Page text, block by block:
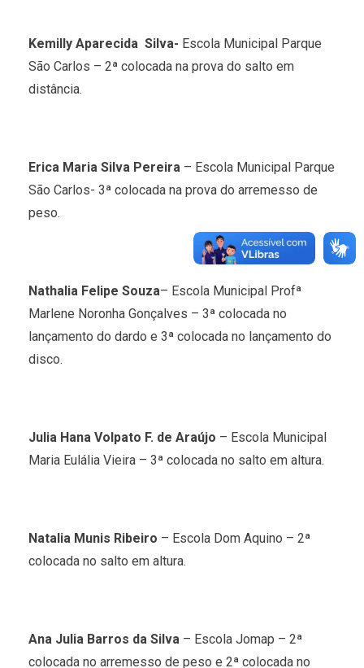
Kemilly Aparecida Silva- Escola Municipal Parque
São Carlos – 2ª colocada na prova do salto em
distância.
Erica Maria Silva Pereira – Escola Municipal Parque
São Carlos- 3ª colocada na prova do arremesso de
peso.
Nathalia Felipe Souza– Escola Municipal Profª
Marlene Noronha Gonçalves – 3ª colocada no
lançamento do dardo e 3ª colocada no lançamento do
disco.
Julia Hana Volpato F. de Araújo – Escola Municipal
Maria Eulália Vieira – 3ª colocada no salto em altura.
Natalia Munis Ribeiro – Escola Dom Aquino – 2ª
colocada no salto em altura.
Ana Julia Barros da Silva – Escola Jomap – 2ª
colocada no arremesso de peso e 2ª colocada no